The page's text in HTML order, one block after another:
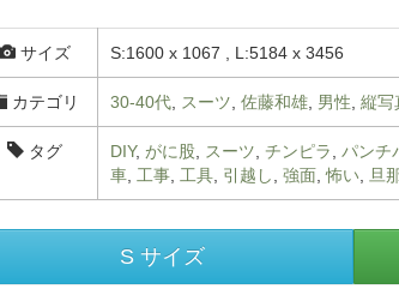
サイズ S:1600 x 1067 , L:5184 x 3456
カテゴリ 30-40代 スーツ 佐藤和雄 男性 縦写
タグ DIY, がに股 スーツ チンピラ パンチ
車 工事 工具 引越し 強面 ,怖い 旦
S サイズ